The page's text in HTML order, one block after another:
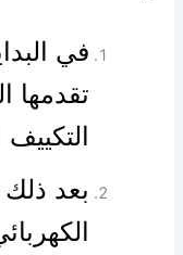
في
تقدمها
بعد